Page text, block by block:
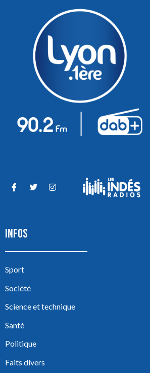
INFOS
Sport
Société
Science et technique
Santé
Politique
Faits divers